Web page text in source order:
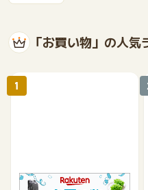
「お買い物」の人気
楽天市場
1